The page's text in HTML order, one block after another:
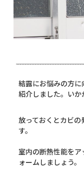
結露にお悩みの方
紹介しました。いか
放っておくとカビ
す。
室内の断熱性能を
ォームしましょう。